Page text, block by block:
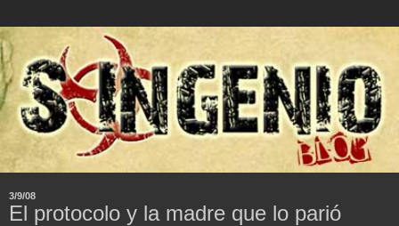
3/9/08
El protocolo y la madre que lo parió